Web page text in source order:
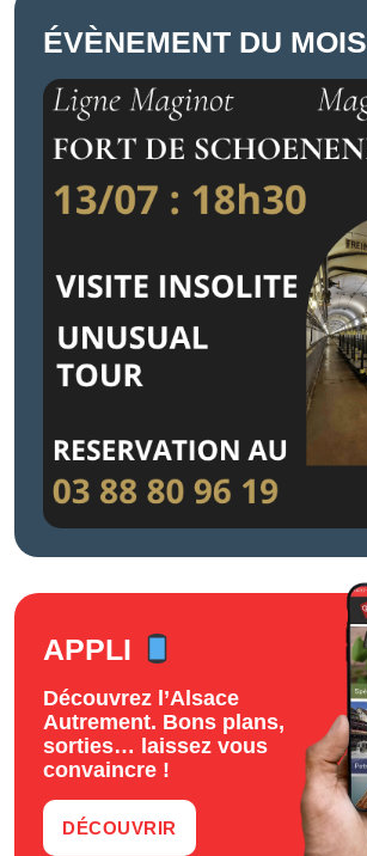
ÉVÈNEMENT DU MOIS
APPLI
Découvrez l’Alsace
Autrement. Bons plans,
sorties… laissez vous
convaincre !
DÉCOUVRIR